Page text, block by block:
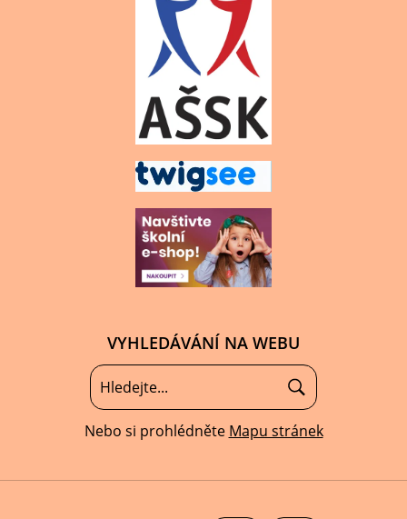
VYHLEDÁVÁNÍ NA WEBU
Nebo si prohlédněte Mapu stránek